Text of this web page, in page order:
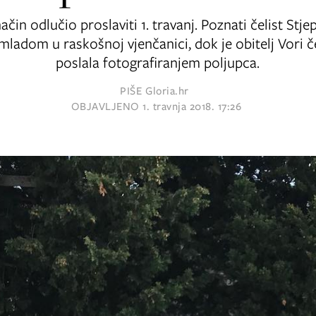
odlučio proslaviti 1. travanj. Poznati čelist
u raskošnoj vjenčanici, dok je obitelj Vori
poslala fotografiranjem poljupca.
PIŠE Gloria.hr
OBJAVLJENO1. travnja 2018. 17:26